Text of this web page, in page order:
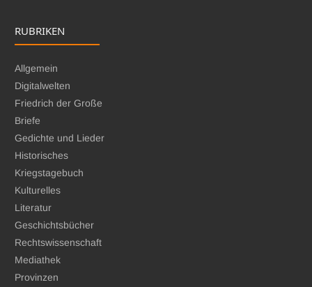
RUBRIKEN
Allgemein
Digitalwelten
Friedrich der Große
Briefe
Gedichte und Lieder
Historisches
Kriegstagebuch
Kulturelles
Literatur
Geschichtsbücher
Rechtswissenschaft
Mediathek
Provinzen